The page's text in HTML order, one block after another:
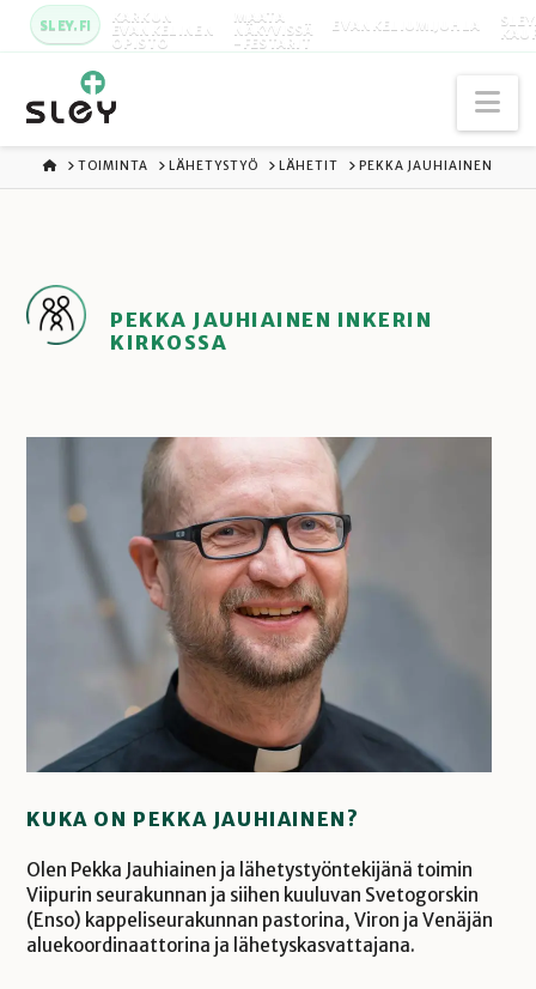
SLEY.FI KARKUN
EVANKELINEN
OPISTO
MAATA
NÄKYVISSÄ
-FESTARIT
EVANKELIUMIJUHLA
ETUSIVU
TOIMINTA LÄHETYSTYÖ LÄHETIT PEKKA JAUHIAINEN
PEKKA JAUHIAINEN INKERIN
KIRKOSSA
KUKA ON PEKKA JAUHIAINEN?
Olen Pekka Jauhiainen ja lähetystyöntekijänä toimin
Viipurin seurakunnan ja siihen kuuluvan Svetogorskin
(Enso) kappeliseurakunnan pastorina, Viron ja Venäjän
aluekoordinaattorina ja lähetyskasvattajana.